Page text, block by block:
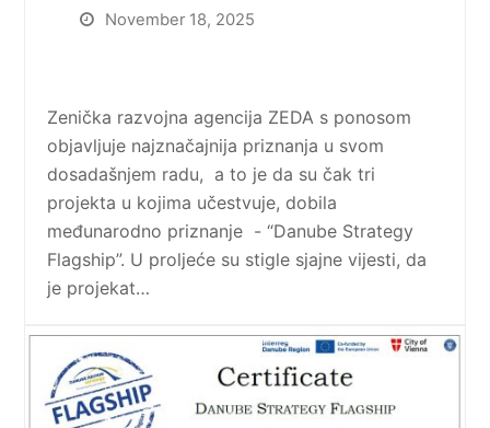
November 18, 2025
Zenička razvojna agencija ZEDA s ponosom
objavljuje najznačajnija priznanja u svom
dosadašnjem radu, a to je da su čak tri
projekta u kojima učestvuje, dobila
međunarodno priznanje - “Danube Strategy
Flagship”. U proljeće su stigle sjajne vijesti, da
je projekat…